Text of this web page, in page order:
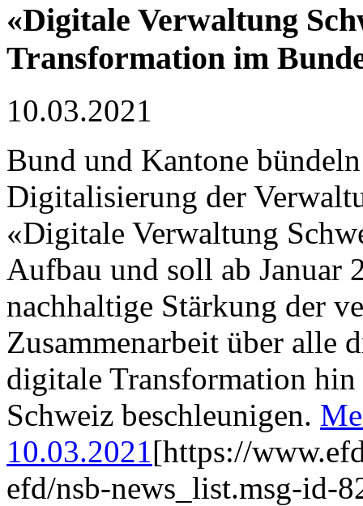
«Digitale Verwaltung
Transformation im
10.03.2021
Bund und Kantone
Digitalisierung der
«Digitale Verwaltung
Aufbau und soll ab Januar
nachhaltige Stärkung der
Zusammenarbeit über alle
digitale Transformation
Schweiz beschleunigen.
10.03.2021 [https://
efd/nsb-news_list.msg-id-